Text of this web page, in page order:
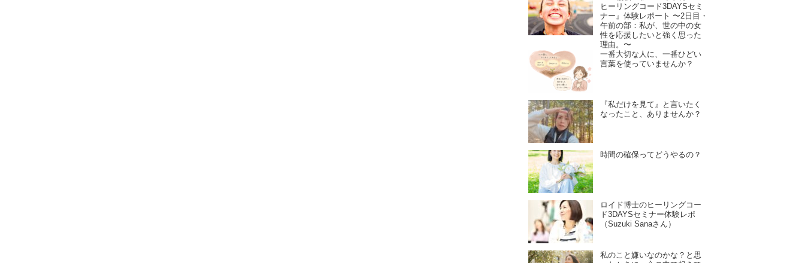
ヒーリングコード3DAYSセミ
ナー』体験レポート 〜2日目・
午前の部：私が、世の中の女
性を応援したいと強く思った
理由。〜
一番大切な人に、一番ひどい
言葉を使っていませんか？
『私だけを見て』と言いたく
なったこと、ありませんか？
時間の確保ってどうやるの？
ロイド博士のヒーリングコー
ド3DAYSセミナー体験レポ
（Suzuki Sanaさん）
私のこと嫌いなのかな？と思